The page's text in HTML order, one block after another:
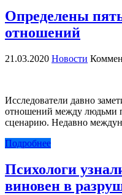
Определены
отношений
21.03.2020 Новости
Исследователи давно
отношений между людьми
сценарию. Недавно
Подробнее
Психологи
виновен в